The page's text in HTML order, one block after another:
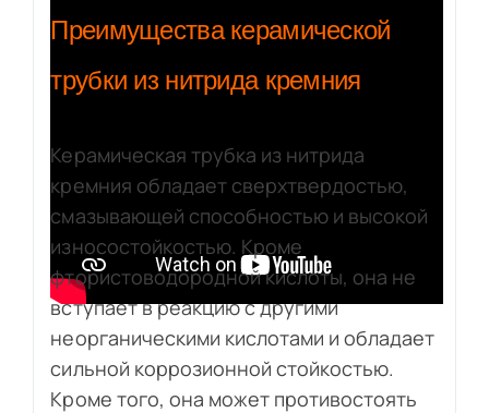
Преимущества керамической
трубки из нитрида кремния
Керамическая трубка из нитрида
кремния обладает сверхтвердостью,
смазывающей способностью и высокой
износостойкостью. Кроме
фтористоводородной кислоты, она не
вступает в реакцию с другими
неорганическими кислотами и обладает
сильной коррозионной стойкостью.
Кроме того, она может противостоять